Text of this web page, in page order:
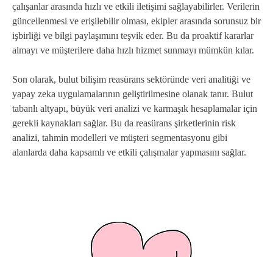
çalışanlar arasında hızlı ve etkili iletişimi sağlayabilirler. Verilerin
güncellenmesi ve erişilebilir olması, ekipler arasında sorunsuz bir
işbirliği ve bilgi paylaşımını teşvik eder. Bu da proaktif kararlar
almayı ve müşterilere daha hızlı hizmet sunmayı mümkün kılar.
Son olarak, bulut bilişim reasürans sektöründe veri analitiği ve
yapay zeka uygulamalarının geliştirilmesine olanak tanır. Bulut
tabanlı altyapı, büyük veri analizi ve karmaşık hesaplamalar için
gerekli kaynakları sağlar. Bu da reasürans şirketlerinin risk
analizi, tahmin modelleri ve müşteri segmentasyonu gibi
alanlarda daha kapsamlı ve etkili çalışmalar yapmasını sağlar.